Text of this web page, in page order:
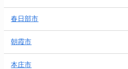
春日部市
朝霞市
本庄市